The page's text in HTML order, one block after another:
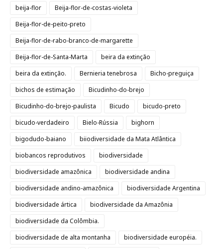
beija-flor
Beija-flor-de-costas-violeta
Beija-flor-de-peito-preto
Beija-flor-de-rabo-branco-de-margarette
Beija-flor-de-Santa-Marta
beira da extinção
beira da extinção.
Bernieria tenebrosa
Bicho-preguiça
bichos de estimação
Bicudinho-do-brejo
Bicudinho-do-brejo-paulista
Bicudo
bicudo-preto
bicudo-verdadeiro
Bielo-Rússia
bighorn
bigodudo-baiano
biiodiversidade da Mata Atlântica
biobancos reprodutivos
biodiversidade
biodiversidade amazônica
biodiversidade andina
biodiversidade andino-amazônica
biodiversidade Argentina
biodiversidade ártica
biodiversidade da Amazônia
biodiversidade da Colômbia.
biodiversidade de alta montanha
biodiversidade européia.